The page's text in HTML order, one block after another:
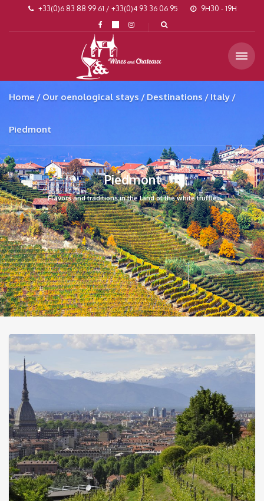
+33(0)6 83 88 99 61 / +33(0)4 93 36 06 95 9H30 - 19H
Home Our oenological stays Destinations Italy
Piedmont
Piedmont
Flavors and traditions in the land of the white truffle